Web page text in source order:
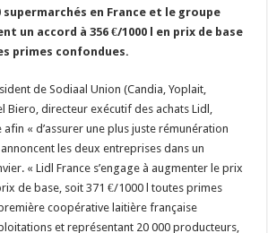
Lactalis
supermarchés en France et le groupe
un accord à 356 €/1000 l en prix de base
primes confondues.
de Sodiaal Union (Candia, Yoplait,
Biero, directeur exécutif des achats Lidl,
afin « d’assurer une plus juste rémunération
les deux entreprises dans un
« Lidl France s’engage à augmenter le prix
de base, soit 371 €/1000 l toutes primes
coopérative laitière française
et représentant 20 000 producteurs,